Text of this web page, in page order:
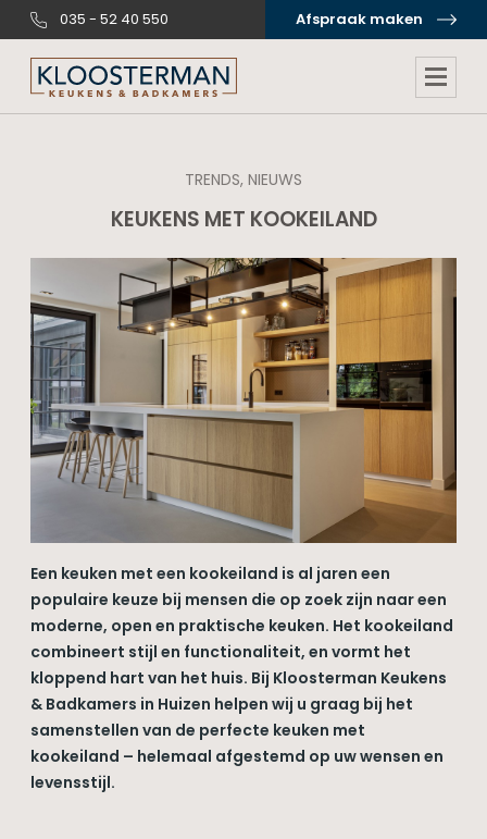
035 - 52 40 550 Afspraak maken
TRENDS, NIEUWS
KEUKENS MET KOOKEILAND
Een keuken met een kookeiland is al jaren een
populaire keuze bij mensen die op zoek zijn naar een
moderne, open en praktische keuken. Het kookeiland
combineert stijl en functionaliteit, en vormt het
kloppend hart van het huis. Bij Kloosterman Keukens
& Badkamers in Huizen helpen wij u graag bij het
samenstellen van de perfecte keuken met
kookeiland – helemaal afgestemd op uw wensen en
levensstijl.